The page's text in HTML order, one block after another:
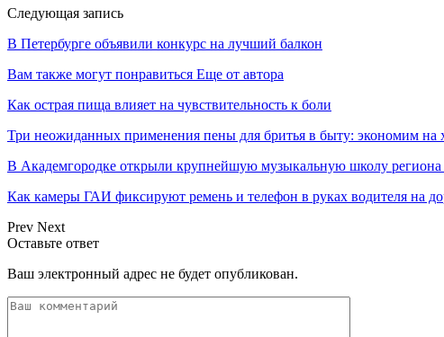
Следующая запись
В Петербурге объявили конкурс на лучший балкон
Вам также могут понравиться Еще от автора
Как острая пища влияет на чувствительность к боли
Три неожиданных применения пены для бритья в быту: экономим на
В Академгородке открыли крупнейшую музыкальную школу региона
Как камеры ГАИ фиксируют ремень и телефон в руках водителя на
Prev Next
Оставьте ответ
Ваш электронный адрес не будет опубликован.